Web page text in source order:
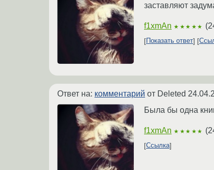
заставляют
f1xmAn ★★★★★ (
Показать ответ
Ответ на: комментарий от Deleted
Была бы одна
f1xmAn ★★★★★ (
Ссылка